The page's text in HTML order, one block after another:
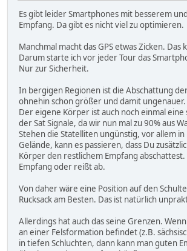
Es gibt leider Smartphones mit besserem
Empfang. Da gibt es nicht viel zu optimieren.
Manchmal macht das GPS etwas Zicken. Das
Darum starte ich vor jeder Tour das
Nur zur Sicherheit.
In bergigen Regionen ist die Abschattung
ohnehin schon größer und damit ungenauer.
Der eigene Körper ist auch noch einmal
der Sat Signale, da wir nun mal zu 90% aus
Stehen die Statelliten ungünstig, vor allem
Gelände, kann es passieren, dass Du
Körper den restlichem Empfang
Empfang oder reißt ab.
Von daher wäre eine Position auf den
Rucksack am Besten. Das ist natürlich
Allerdings hat auch das seine Grenzen.
an einer Felsformation befindet (z.B.
in tiefen Schluchten, dann kann man guten